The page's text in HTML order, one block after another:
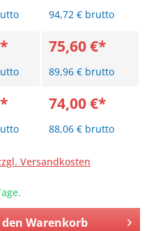
94,72 € brutto
75,60 €*
89,96 € brutto
74,00 €*
88,06 € brutto
Versandkosten
Warenkorb